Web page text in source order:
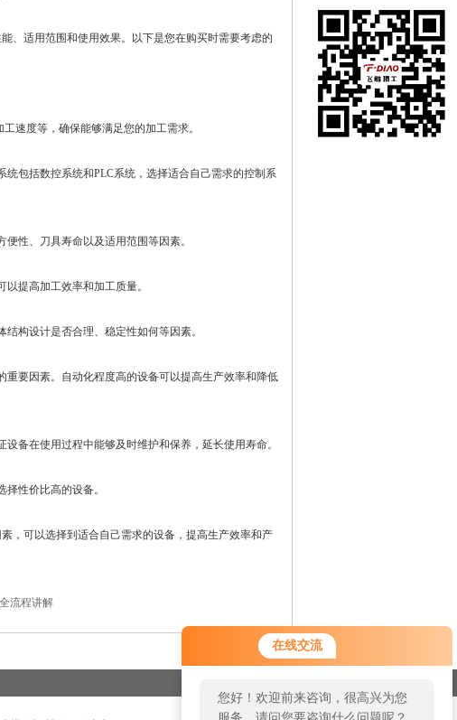
在线交流
您好！欢迎前来咨询，很高兴为您
适用范围和使用效果。以下是您在购买时需要考虑的
速度等，确保能够满足您的加工需求。
包括数控系统和PLC系统，选择适合自己需求的控制系
性、刀具寿命以及适用范围等因素。
提高加工效率和加工质量。
构设计是否合理、稳定性如何等因素。
要因素。自动化程度高的设备可以提高生产效率和降低
备在使用过程中能够及时维护和保养，延长使用寿命。
性价比高的设备。
可以选择到适合自己需求的设备，提高生产效率和产
流程讲解